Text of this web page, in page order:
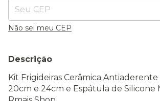
Não sei meu CEP
Descrição
Kit Frigideiras Cerâmica
20cm e 24cm e Espátula de Silicone